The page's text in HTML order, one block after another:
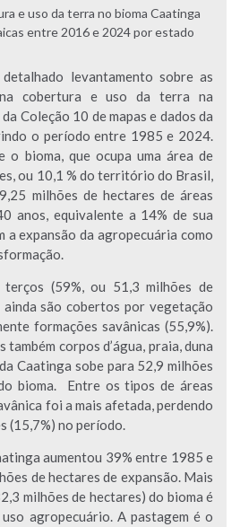
e uso da terra no bioma Caatinga
entre 2016 e 2024 por estado
levantamento sobre as
na cobertura e uso da terra na
Coleção 10 de mapas e dados da
o período entre 1985 e 2024.
bioma, que ocupa uma área de
ou 10,1 % do território do Brasil,
milhões de hectares de áreas
anos, equivalente a 14% de sua
expansão da agropecuária como
terços (59%, ou 51,3 milhões de
são cobertos por vegetação
formações savânicas (55,9%).
corpos d’água, praia, duna
Caatinga sobe para 52,9 milhões
bioma. Entre os tipos de áreas
foi a mais afetada, perdendo
(15,7%) no período.
aumentou 39% entre 1985 e
de hectares de expansão. Mais
milhões de hectares) do bioma é
agropecuário. A pastagem é o